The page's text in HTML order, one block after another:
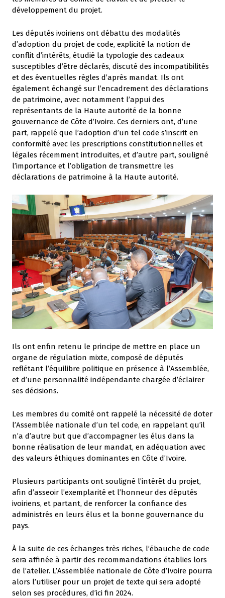
développement du projet.
Les députés ivoiriens ont débattu des modalités
d’adoption du projet de code, explicité la notion de
conflit d’intérêts, étudié la typologie des cadeaux
susceptibles d’être déclarés, discuté des incompatibilités
et des éventuelles règles d’après mandat. Ils ont
également échangé sur l’encadrement des déclarations
de patrimoine, avec notamment l’appui des
représentants de la Haute autorité de la bonne
gouvernance de Côte d’Ivoire. Ces derniers ont, d’une
part, rappelé que l’adoption d’un tel code s’inscrit en
conformité avec les prescriptions constitutionnelles et
légales récemment introduites, et d’autre part, souligné
l’importance et l’obligation de transmettre les
déclarations de patrimoine à la Haute autorité.
Ils ont enfin retenu le principe de mettre en place un
organe de régulation mixte, composé de députés
reflétant l’équilibre politique en présence à l’Assemblée,
et d’une personnalité indépendante chargée d’éclairer
ses décisions.
Les membres du comité ont rappelé la nécessité de doter
l’Assemblée nationale d’un tel code, en rappelant qu’il
n’a d’autre but que d’accompagner les élus dans la
bonne réalisation de leur mandat, en adéquation avec
des valeurs éthiques dominantes en Côte d’Ivoire.
Plusieurs participants ont souligné l’intérêt du projet,
afin d’asseoir l’exemplarité et l’honneur des députés
ivoiriens, et partant, de renforcer la confiance des
administrés en leurs élus et la bonne gouvernance du
pays.
À la suite de ces échanges très riches, l’ébauche de code
sera affinée à partir des recommandations établies lors
de l’atelier. L’Assemblée nationale de Côte d’Ivoire pourra
alors l’utiliser pour un projet de texte qui sera adopté
selon ses procédures, d’ici fin 2024.